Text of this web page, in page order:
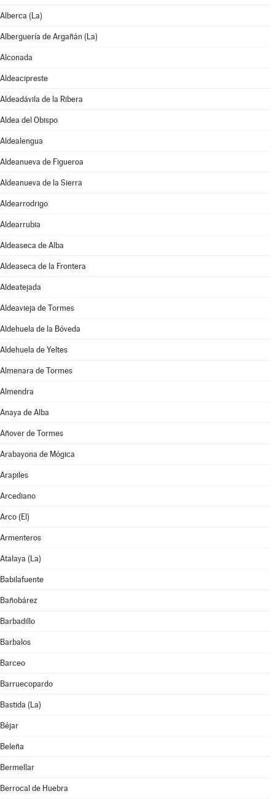
Alberca (La)
Alberguería de Argañán (La)
Alconada
Aldeacipreste
Aldeadávila de la Ribera
Aldea del Obispo
Aldealengua
Aldeanueva de Figueroa
Aldeanueva de la Sierra
Aldearrodrigo
Aldearrubia
Aldeaseca de Alba
Aldeaseca de la Frontera
Aldeatejada
Aldeavieja de Tormes
Aldehuela de la Bóveda
Aldehuela de Yeltes
Almenara de Tormes
Almendra
Anaya de Alba
Añover de Tormes
Arabayona de Mógica
Arapiles
Arcediano
Arco (El)
Armenteros
Atalaya (La)
Babilafuente
Bañobárez
Barbadillo
Barbalos
Barceo
Barruecopardo
Bastida (La)
Béjar
Beleña
Bermellar
Berrocal de Huebra